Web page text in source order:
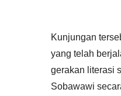
Kunjungan
yang telah
gerakan literasi
Sobawawi